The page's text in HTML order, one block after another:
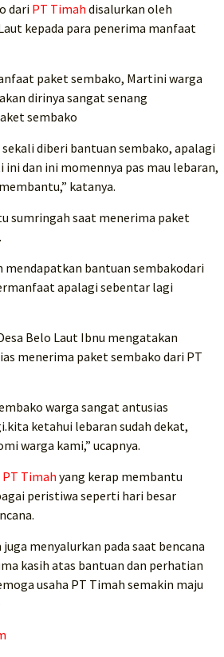
dari PT Timah disalurkan oleh
kepada para penerima manfaat
paket sembako, Martini warga
dirinya sangat senang
sembako
diberi bantuan sembako, apalagi
dan ini momennya pas mau lebaran,
katanya.
sumringah saat menerima paket
mendapatkan bantuan sembakodari
apalagi sebentar lagi
Belo Laut Ibnu mengatakan
menerima paket sembako dari PT
warga sangat antusias
ketahui lebaran sudah dekat,
warga kami,” ucapnya.
PT Timah yang kerap membantu
peristiwa seperti hari besar
menyalurkan pada saat bencana
kasih atas bantuan dan perhatian
usaha PT Timah semakin maju